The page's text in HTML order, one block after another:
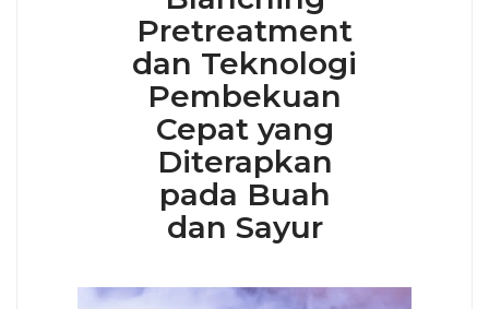
Pretreatment
dan Teknologi
Pembekuan
Cepat yang
Diterapkan
pada Buah
dan Sayur